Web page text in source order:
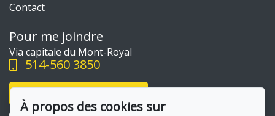
Contact
Pour me joindre
Via capitale du Mont-Royal
514-560 3850
À propos des cookies sur